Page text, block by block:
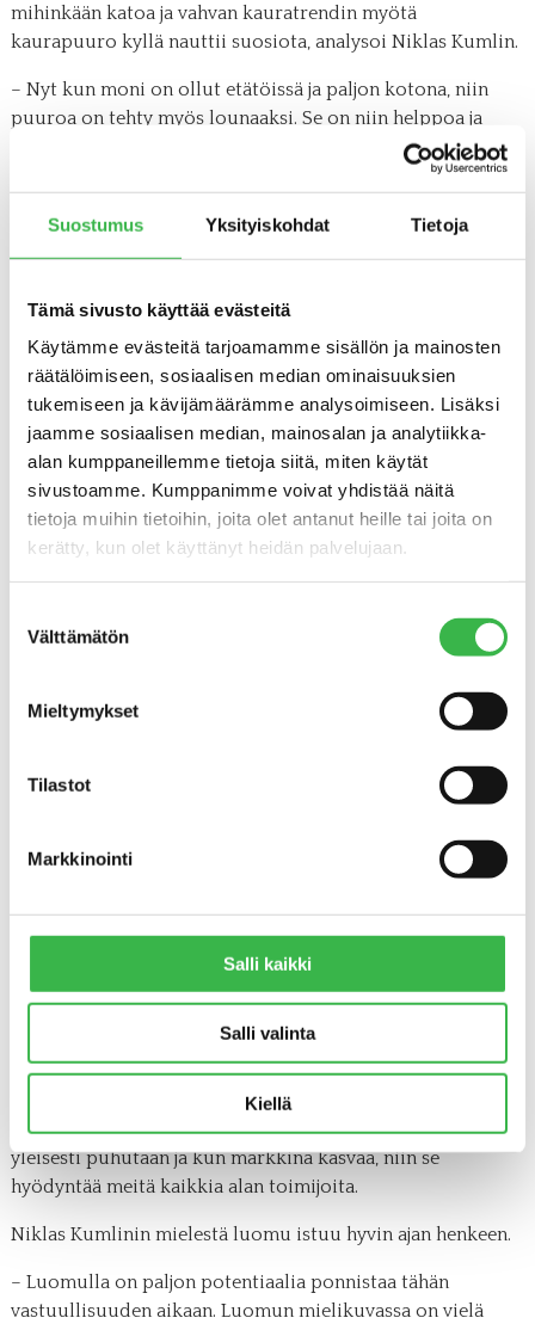
Suostumus Yksityiskohdat Tietoja
Tämä sivusto käyttää evästeitä
Käytämme evästeitä tarjoamamme sisällön ja mainosten
räätälöimiseen, sosiaalisen median ominaisuuksien
tukemiseen ja kävijämäärämme analysoimiseen. Lisäksi
jaamme sosiaalisen median, mainosalan ja analytiikka-
alan kumppaneillemme tietoja siitä, miten käytät
sivustoamme. Kumppanimme voivat yhdistää näitä
tietoja muihin tietoihin, joita olet antanut heille tai joita on
kerätty, kun olet käyttänyt heidän palvelujaan.
valinta
Välttämätön
Mieltymykset
Tilastot
Markkinointi
Salli kaikki
Salli valinta
Kiellä
mihinkään katoa ja vahvan kauratrendin myötä
kaurapuuro kyllä nauttii suosiota, analysoi Niklas Kumlin.
– Nyt kun moni on ollut etätöissä ja paljon kotona, niin
puuroa on tehty myös lounaaksi. Se on niin helppoa ja
Kampanjoilla murretaan
ennakkoluuloja
Helsingin Mylly liittyi Pro Luomun jäseneksi heti
perustamisvuonna ja on ollut mukana useissa Pro Luomun
– Pro Luomu on tuonut toimijat yhteen ja tehnyt hyvää
asioita, jos ei olisi Pro Luomua. Kaikki kampanjat ovat
kampanjointiin on ollut hieno juttu, kiittelee Niklas
Markkinoinnista vastaava Minna Anttonen myöntää, että
yhteiskampanjoiden haasteena on välillä yksittäisen
– Kyllähän sitä välillä miettii, miten oma brändi oikein
pääsisi näkyville. Mutta toki on hyvä, että luomusta
yleisesti puhutaan ja kun markkina kasvaa, niin se
hyödyntää meitä kaikkia alan toimijoita.
Niklas Kumlinin mielestä luomu istuu hyvin ajan henkeen.
– Luomulla on paljon potentiaalia ponnistaa tähän
vastuullisuuden aikaan. Luomun mielikuvassa on vielä